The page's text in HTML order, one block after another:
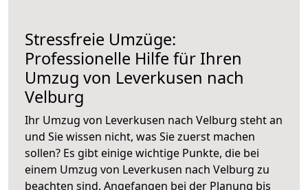
Stressfreie Umzüge:
Professionelle Hilfe für Ihren
Umzug von Leverkusen nach
Velburg
Ihr Umzug von Leverkusen nach Velburg steht an
und Sie wissen nicht, was Sie zuerst machen
sollen? Es gibt einige wichtige Punkte, die bei
einem Umzug von Leverkusen nach Velburg zu
beachten sind. Angefangen bei der Planung bis